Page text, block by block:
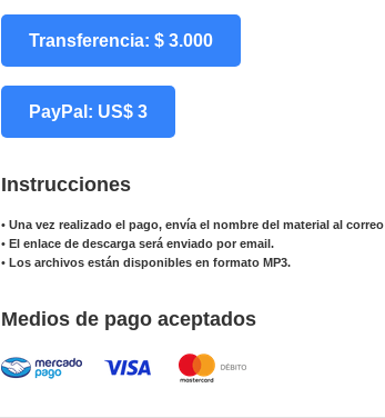
Transferencia: $ 3.000
PayPal: US$ 3
Instrucciones
• Una vez realizado el pago, envía el nombre del material al correo
• El enlace de descarga será enviado por email.
• Los archivos están disponibles en formato MP3.
Medios de pago aceptados